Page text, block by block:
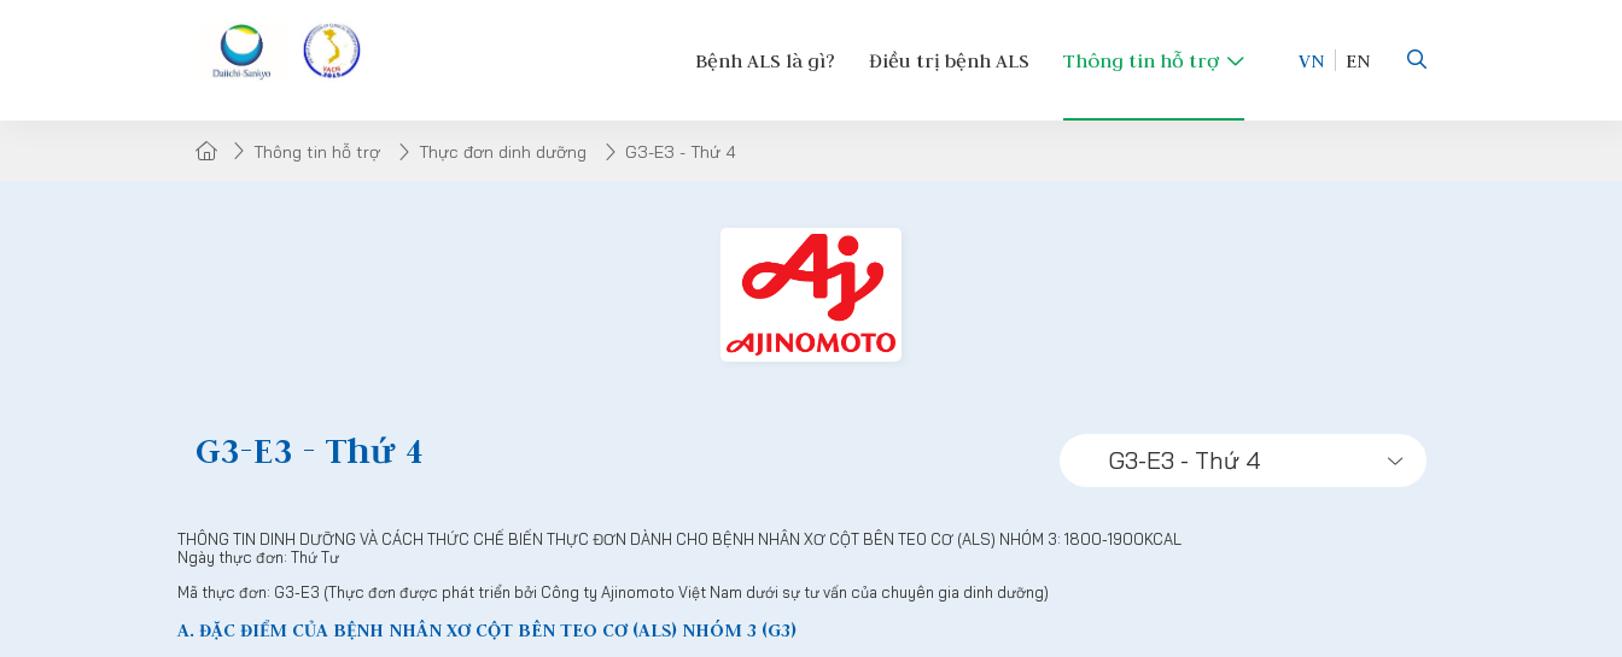
Bệnh ALS là gì? Điều trị bệnh ALS Thông tin hỗ trợ VN EN
Thông tin hỗ trợ Thực đơn dinh dưỡng G3-E3 - Thứ 4
G3-E3 - Thứ 4
THÔNG TIN DINH DƯỠNG VÀ CÁCH THỨC CHẾ BIẾN THỰC ĐƠN DÀNH CHO BỆNH NHÂN XƠ CỘT BÊN TEO CƠ (ALS) NHÓM 3: 1800-1900KCAL
Ngày thực đơn: Thứ Tư
Mã thực đơn: G3-E3 (Thực đơn được phát triển bởi Công ty Ajinomoto Việt Nam dưới sự tư vấn của chuyên gia dinh dưỡng)
A. ĐẶC ĐIỂM CỦA BỆNH NHÂN XƠ CỘT BÊN TEO CƠ (ALS) NHÓM 3 (G3)